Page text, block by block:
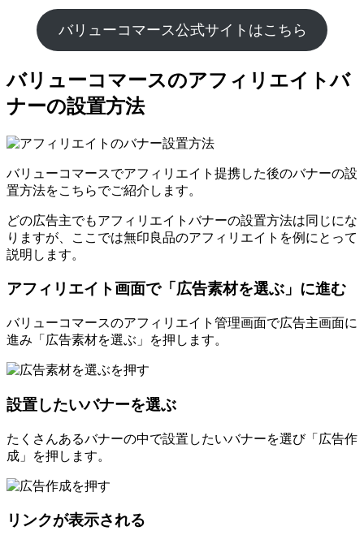
バリューコマース公式サイトはこちら
バリューコマースのアフィリエイトバ
ナーの設置方法
バリューコマースでアフィリエイト提携した後のバナーの設
置方法をこちらでご紹介します。
どの広告主でもアフィリエイトバナーの設置方法は同じにな
りますが、ここでは無印良品のアフィリエイトを例にとって
説明します。
アフィリエイト画面で「広告素材を選ぶ」に進む
バリューコマースのアフィリエイト管理画面で広告主画面に
進み「広告素材を選ぶ」を押します。
設置したいバナーを選ぶ
たくさんあるバナーの中で設置したいバナーを選び「広告作
成」を押します。
リンクが表示される